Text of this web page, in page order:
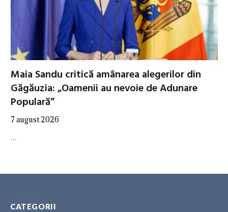
Maia Sandu critică amânarea alegerilor din
Găgăuzia: „Oamenii au nevoie de Adunare
Populară”
7 august 2026
…
CATEGORII